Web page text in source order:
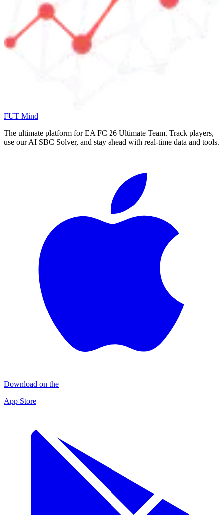
FUT Mind
The ultimate platform for EA FC 26 Ultimate Team. Track players,
use our AI SBC Solver, and stay ahead with real-time data and tools.
Download on the
App Store